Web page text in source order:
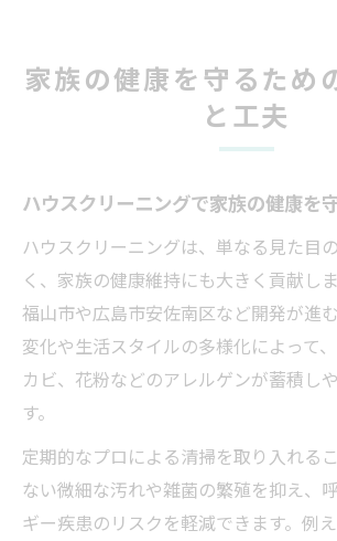
家族の健康を守るため
と工夫
ハウスクリーニングで家族の健康を
ハウスクリーニングは、単なる見た目
く、家族の健康維持にも大きく貢献し
福山市や広島市安佐南区など開発が進
変化や生活スタイルの多様化によって
カビ、花粉などのアレルゲンが蓄積し
す。
定期的なプロによる清掃を取り入れる
ない微細な汚れや雑菌の繁殖を抑え、
ギー疾患のリスクを軽減できます。例